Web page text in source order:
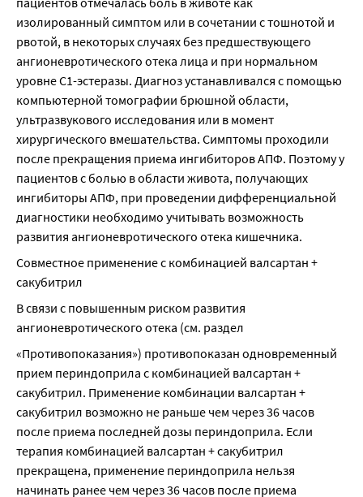
изолированный симптом или в сочетании с тошнотой и
рвотой, в некоторых случаях без предшествующего
ангионевротического отека лица и при нормальном
уровне С1-эстеразы. Диагноз устанавливался с помощью
компьютерной томографии брюшной области,
ультразвукового исследования или в момент
хирургического вмешательства. Симптомы проходили
после прекращения приема ингибиторов АПФ. Поэтому у
пациентов с болью в области живота, получающих
ингибиторы АПФ, при проведении дифференциальной
диагностики необходимо учитывать возможность
развития ангионевротического отека кишечника.
Совместное применение с комбинацией валсартан +
сакубитрил
В связи с повышенным риском развития
ангионевротического отека (см. раздел
«Противопоказания») противопоказан одновременный
прием периндоприла с комбинацией валсартан +
сакубитрил. Применение комбинации валсартан +
сакубитрил возможно не раньше чем через 36 часов
после приема последней дозы периндоприла. Если
терапия комбинацией валсартан + сакубитрил
прекращена, применение периндоприла нельзя
начинать ранее чем через 36 часов после приема